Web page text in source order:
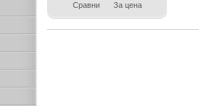
Сравни За цена